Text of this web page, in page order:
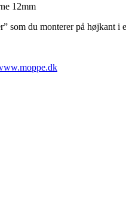
12mm
som du monterer på højkant